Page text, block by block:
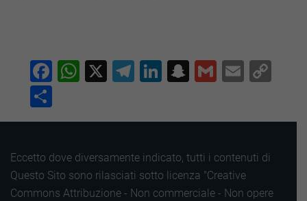
Facebook
WhatsApp
X Telegram
LinkedIn
Snapchat
GmailEmail
Eccetto dove diversamente indicato, tutti i contenuti di
Questo Sito sono rilasciati sotto licenza "Creative
Commons Attribuzione - Non commerciale - Non opere